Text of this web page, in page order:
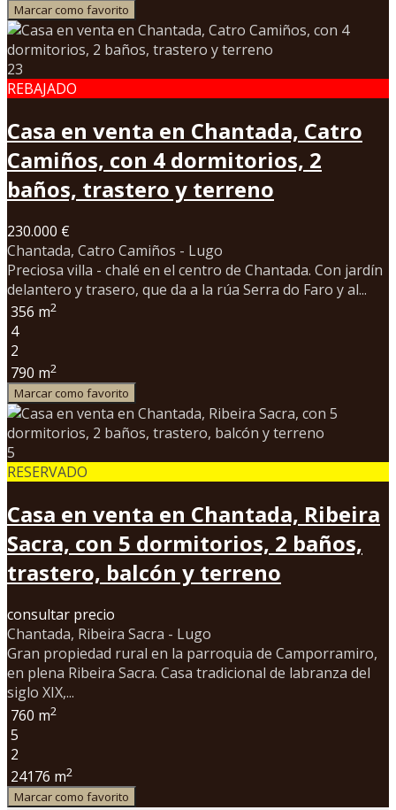
Marcar como favorito
23
REBAJADO
Casa en venta en Chantada, Catro
Camiños, con 4 dormitorios, 2
baños, trastero y terreno
230.000 €
Chantada, Catro Camiños - Lugo
Preciosa villa - chalé en el centro de Chantada. Con jardín
delantero y trasero, que da a la rúa Serra do Faro y al...
356 m2
4
2
790 m2
Marcar como favorito
5
RESERVADO
Casa en venta en Chantada, Ribeira
Sacra, con 5 dormitorios, 2 baños,
trastero, balcón y terreno
consultar precio
Chantada, Ribeira Sacra - Lugo
Gran propiedad rural en la parroquia de Camporramiro,
en plena Ribeira Sacra. Casa tradicional de labranza del
siglo XIX,...
760 m2
5
2
24176 m2
Marcar como favorito